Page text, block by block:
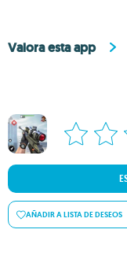
Valora esta app
AÑADIR A LISTA DE DESEOS